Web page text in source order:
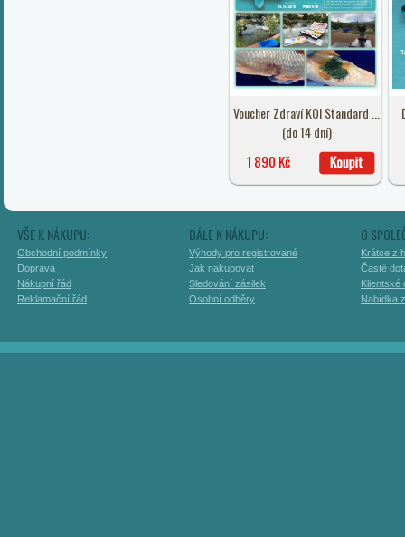
Voucher Zdraví KOI Standard ...
(do 14 dní)
1 890 Kč
VŠE K NÁKUPU:
Obchodní podmínky
Doprava
Nákupní řád
Reklamační řád
DÁLE K NÁKUPU:
Výhody pro registrované
Jak nakupovat
Sledování zásilek
Osobní odběry
O
Krátce z
Časté
Klientské
Nabídka